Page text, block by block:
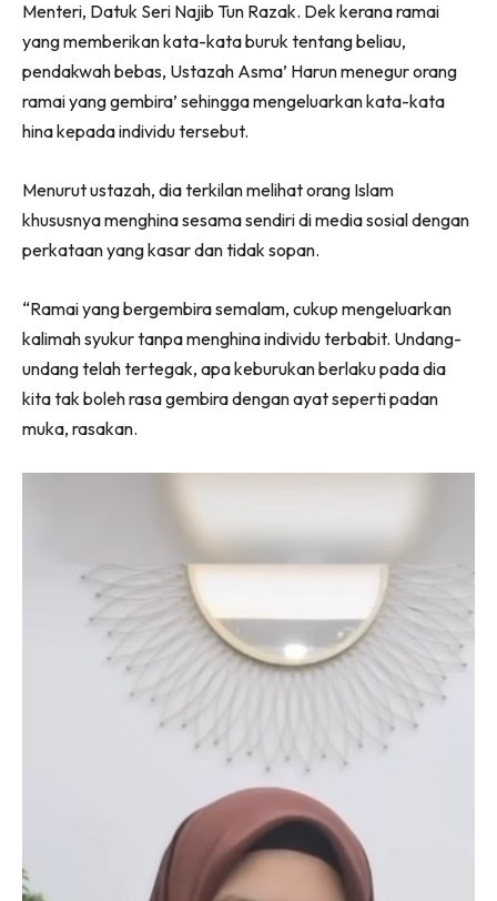
Menteri, Datuk Seri Najib Tun Razak. Dek kerana ramai
yang memberikan kata-kata buruk tentang beliau,
pendakwah bebas, Ustazah Asma’ Harun menegur orang
ramai yang gembira’ sehingga mengeluarkan kata-kata
hina kepada individu tersebut.
Menurut ustazah, dia terkilan melihat orang Islam
khususnya menghina sesama sendiri di media sosial dengan
perkataan yang kasar dan tidak sopan.
“Ramai yang bergembira semalam, cukup mengeluarkan
kalimah syukur tanpa menghina individu terbabit. Undang-
undang telah tertegak, apa keburukan berlaku pada dia
kita tak boleh rasa gembira dengan ayat seperti padan
muka, rasakan.